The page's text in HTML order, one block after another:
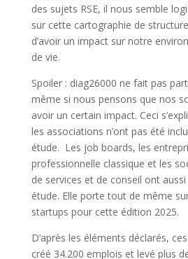
des sujets RSE, il nous semble
sur cette cartographie de
d’avoir un impact sur notre
de vie.
Spoiler : diag26000 ne fait pas
même si nous pensons que nos
avoir un certain impact. Ceci
les associations n’ont pas été
étude. Les job boards, les
professionnelle classique et les
de services et de conseil ont
étude. Elle porte tout de même
startups pour cette édition 2025.
D’après les éléments déclarés,
créé 34.200 emplois et levé plus